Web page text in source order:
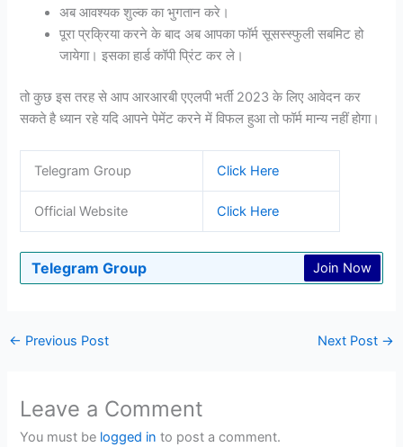
अब आवश्यक शुल्क का भुगतान करे।
पूरा प्रक्रिया करने के बाद अब आपका फॉर्म सूसस्स्फुली सबमिट हो
जायेगा। इसका हार्ड कॉपी प्रिंट कर ले।
तो कुछ इस तरह से आप आरआरबी एएलपी भर्ती 2023 के लिए आवेदन कर
सकते है ध्यान रहे यदि आपने पेमेंट करने में विफल हुआ तो फॉर्म मान्य नहीं होगा।
Telegram Group Click Here
Official Website Click Here
Telegram Group Join Now
← Previous Post Next Post →
Leave a Comment
You must be logged in to post a comment.